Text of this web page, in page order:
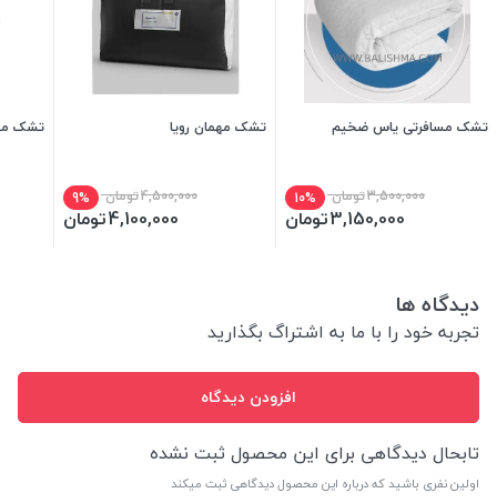
تشک مسافرتی یاس ضخیم
3,500,000تومان 10%
3,150,000تومان
تشک مهمان رویا
4,500,000تومان 9%
4,100,000تومان
تشک
دیدگاه ها
تجربه خود را با ما به اشتراگ بگذارید
افزودن دیدگاه
تابحال دیدگاهی برای این محصول ثبت نشده
اولین نفری باشید که درباره این محصول دیدگاهی ثبت میکند